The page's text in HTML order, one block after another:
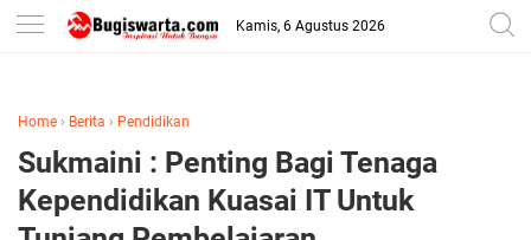
-->
Kamis, 6 Agustus 2026
Home › Berita › Pendidikan
Sukmaini : Penting Bagi Tenaga
Kependidikan Kuasai IT Untuk